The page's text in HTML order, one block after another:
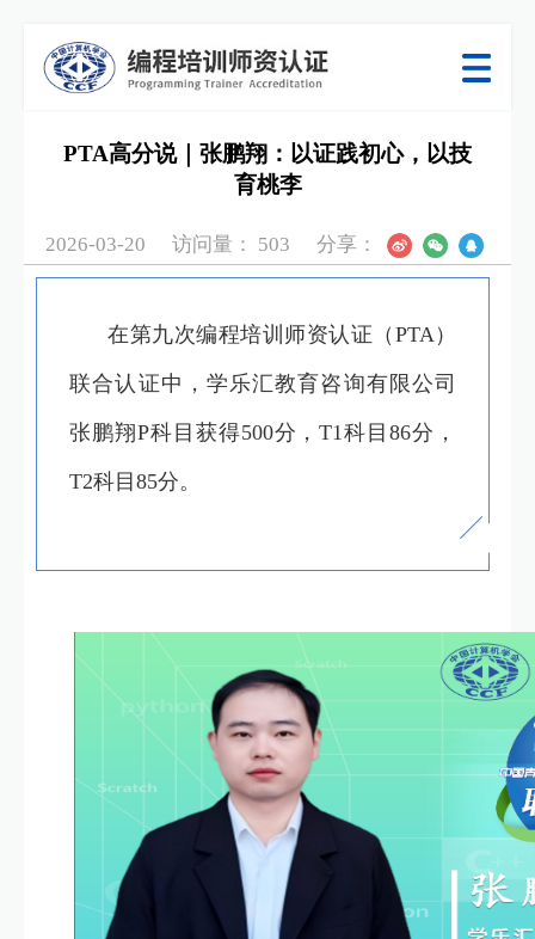
PTA高分说｜张鹏翔：以证践初心，以技
育桃李
2026-03-20 访问量： 503 分享：
在第九次编程培训师资认证（PTA）
联合认证中，学乐汇教育咨询有限公司
张鹏翔P科目获得500分，T1科目86分，
T2科目85分。